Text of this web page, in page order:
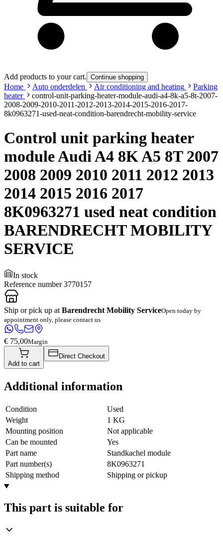
Add products to your cart. Continue shopping
Home Auto onderdelen Air conditioning and heating
Parking
heater
control-unit-parking-heater-module-audi-a4-8k-a5-8t-2007-
2008-2009-2010-2011-2012-2013-2014-2015-2016-2017-
8k0963271-used-neat-condition-barendrecht-mobility-service
Control unit parking heater
module Audi A4 8K A5 8T 2007
2008 2009 2010 2011 2012 2013
2014 2015 2016 2017
8K0963271 used neat condition
BARENDRECHT MOBILITY
SERVICE
In stock
Reference number 3770157
Ship or pick up at Barendrecht Mobility ServiceOpen today by
appointment only, please contact us
€ 75,00Margin
Add to cart
Direct Checkout
Additional information
Condition
Used
Weight
1 KG
Mounting position
Not applicable
Can be mounted
Yes
Part name
Standkachel module
Part number(s)
8K0963271
Shipping method
Shipping or pickup
This part is suitable for